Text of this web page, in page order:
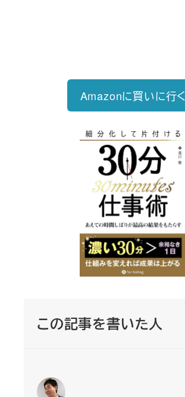
Amazonに買いに行く
この記事を書いた人